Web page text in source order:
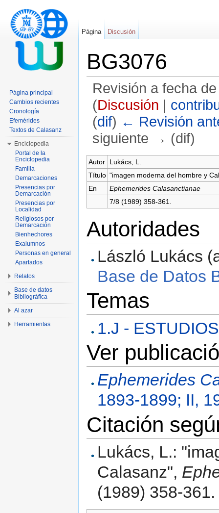
BG3076
Revisión a fecha
(Discusión |
(dif) ← Revisión
siguiente → (dif)
Autor
Lukács, L.
Título "imagen moderna del hombre y
En
Ephemerides Calasanctianae
7/8 (1989) 358-361.
Autoridades
László Lukács
Base de Datos
Temas
1.J -
Ver
Ephemerides
1893-1899; II,
Citación
Lukács, L.:
Calasanz",
(1989) 358-361.
Página Discusión
Página principal
Cambios recientes
Cronología
Efemérides
Textos de Calasanz
Enciclopedia
Portal de la
Enciclopedia
Familia
Demarcaciones
Presencias por
Demarcación
Presencias por
Localidad
Religiosos por
Demarcación
Bienhechores
Exalumnos
Personas en general
Apartados
Relatos
Base de datos
Bibliográfica
Al azar
Herramientas